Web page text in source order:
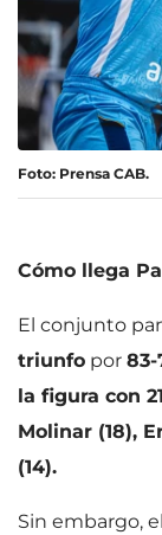
Foto: Prensa CAB.
Cómo llega
El conjunto
triunfo por 83-
la figura con
Molinar (18),
(14).
Sin embargo,